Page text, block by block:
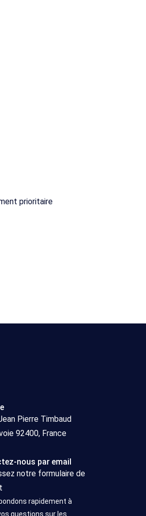
Pierre Timbaud
92400, France
nous par email
notre formulaire de
rapidement à
questions sur les